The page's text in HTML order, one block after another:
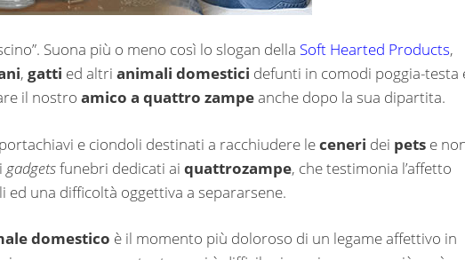
Suona più o meno così lo slogan della Soft Hearted Products,
, gatti ed altri animali domestici defunti in comodi poggia-testa
il nostro amico a quattro zampeanche dopo la sua dipartita.
e ciondoli destinati a racchiudere leceneri dei pets e
gadgetsfunebri dedicati ai quattrozampe, che testimonia l’affetto
una difficoltà oggettiva a separarsene.
domestico è il momento più doloroso di un legame affettivo in